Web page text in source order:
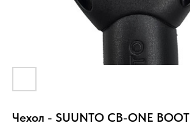
Чехол - SUUNTO CB-ONE BOOT